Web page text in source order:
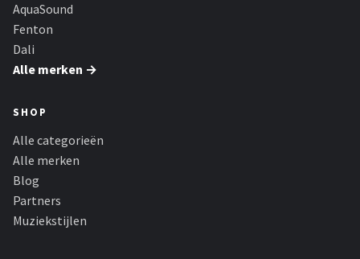
AquaSound
Fenton
Dali
Alle merken →
SHOP
Alle categorieën
Alle merken
Blog
Partners
Muziekstijlen